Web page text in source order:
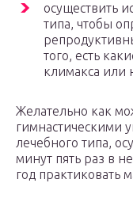
осуществить
типа, чтобы
того, есть
климакса или
Желательно как
гимнастическими
лечебного типа,
минут пять раз в
год практиковать